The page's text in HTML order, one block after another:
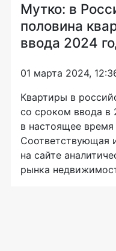
Мутко: в
половина
ввода 2024
01 марта 2024,
Квартиры в
со сроком ввода в
в настоящее
Соответствующая
на сайте
рынка